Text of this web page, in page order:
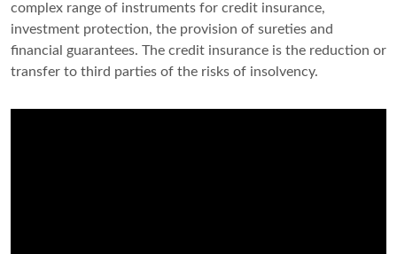
complex range of instruments for credit insurance,
investment protection, the provision of sureties and
financial guarantees. The credit insurance is the reduction or
transfer to third parties of the risks of insolvency.